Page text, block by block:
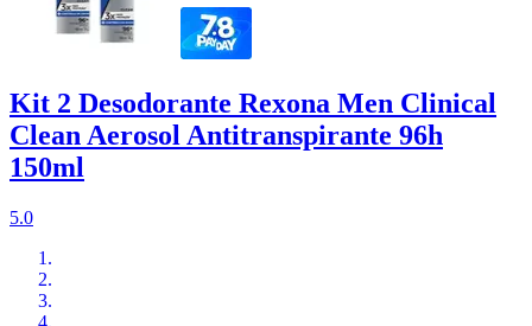
Kit 2 Desodorante Rexona Men Clinical
Clean Aerosol Antitranspirante 96h
150ml
5.0